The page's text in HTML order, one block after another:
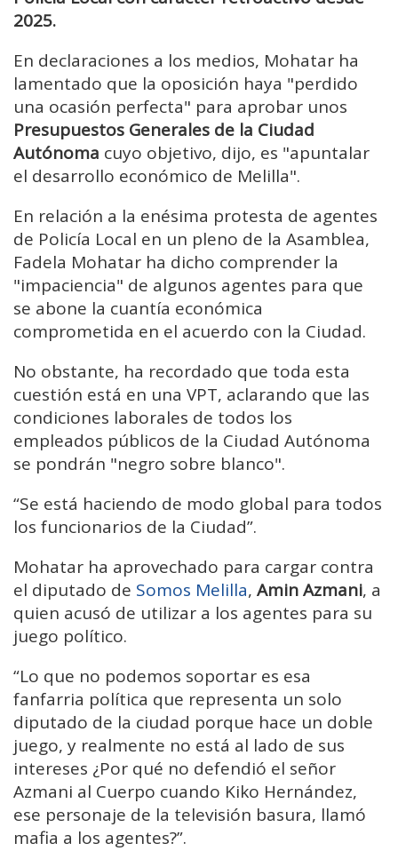
2025.
En declaraciones a los medios, Mohatar ha
lamentado que la oposición haya "perdido
una ocasión perfecta" para aprobar unos
Presupuestos Generales de la Ciudad
Autónoma cuyo objetivo, dijo, es "apuntalar
el desarrollo económico de Melilla".
En relación a la enésima protesta de agentes
de Policía Local en un pleno de la Asamblea,
Fadela Mohatar ha dicho comprender la
"impaciencia" de algunos agentes para que
se abone la cuantía económica
comprometida en el acuerdo con la Ciudad.
No obstante, ha recordado que toda esta
cuestión está en una VPT, aclarando que las
condiciones laborales de todos los
empleados públicos de la Ciudad Autónoma
se pondrán "negro sobre blanco".
“Se está haciendo de modo global para todos
los funcionarios de la Ciudad”.
Mohatar ha aprovechado para cargar contra
el diputado de Somos Melilla, Amin Azmani, a
quien acusó de utilizar a los agentes para su
juego político.
“Lo que no podemos soportar es esa
fanfarria política que representa un solo
diputado de la ciudad porque hace un doble
juego, y realmente no está al lado de sus
intereses ¿Por qué no defendió el señor
Azmani al Cuerpo cuando Kiko Hernández,
ese personaje de la televisión basura, llamó
mafia a los agentes?”.